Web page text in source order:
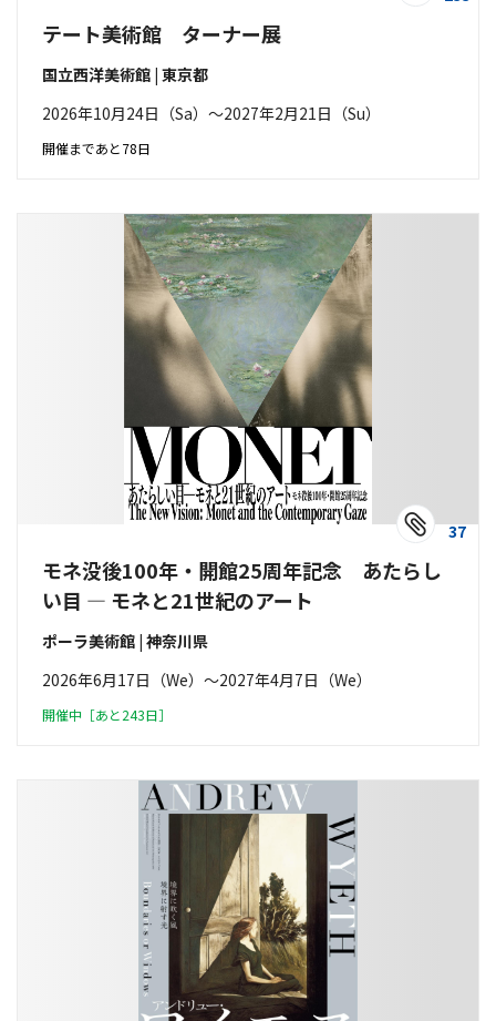
テート美術館 ターナー展
国立西洋美術館 | 東京都
2026年10月24日（Sa）〜2027年2月21日（Su）
開催まであと78日
37
モネ没後100年・開館25周年記念 あたらし
い目 ― モネと21世紀のアート
ポーラ美術館 | 神奈川県
2026年6月17日（We）〜2027年4月7日（We）
開催中［あと243日］